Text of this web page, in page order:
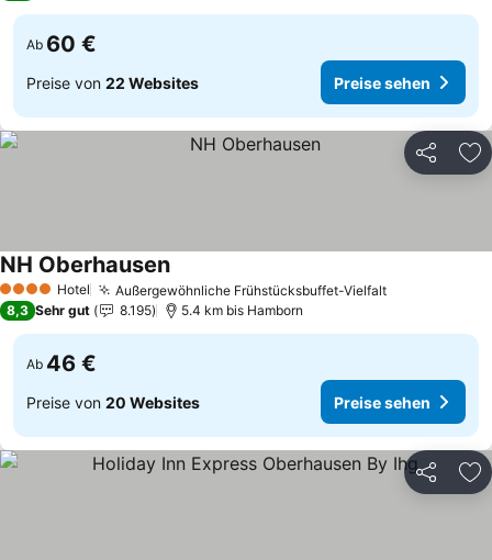
Ab 60 €
Preise von 22 Websites Preise sehen
Teilen
4 Sterne Hotel Außergewöhnliche Frühstücksbuffet-VielfaltPreise sehen
NH OberhausenPreise sehen
8,3 Sehr gut 8.195 5.4 km bis Hamborn
Ab 46 €
Preise von 20 Websites Preise sehen
Teilen